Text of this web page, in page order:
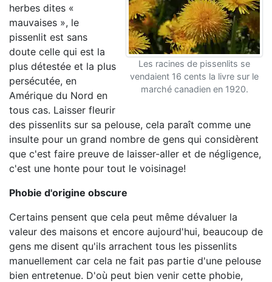
Les racines de pissenlits se
vendaient 16 cents la livre sur le
marché canadien en 1920.
herbes dites «
mauvaises », le
pissenlit est sans
doute celle qui est la
plus détestée et la plus
persécutée, en
Amérique du Nord en
tous cas. Laisser fleurir
des pissenlits sur sa pelouse, cela paraît comme une
insulte pour un grand nombre de gens qui considèrent
que c'est faire preuve de laisser-aller et de négligence,
c'est une honte pour tout le voisinage!
Phobie d'origine obscure
Certains pensent que cela peut même dévaluer la
valeur des maisons et encore aujourd'hui, beaucoup de
gens me disent qu'ils arrachent tous les pissenlits
manuellement car cela ne fait pas partie d'une pelouse
bien entretenue. D'où peut bien venir cette phobie,